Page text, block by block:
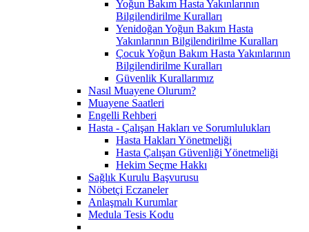
Yoğun Bakım Hasta Yakınlarının
Bilgilendirilme Kuralları
Yenidoğan Yoğun Bakım Hasta
Yakınlarının Bilgilendirilme Kuralları
Çocuk Yoğun Bakım Hasta Yakınlarının
Bilgilendirilme Kuralları
Güvenlik Kurallarımız
Nasıl Muayene Olurum?
Muayene Saatleri
Engelli Rehberi
Hasta - Çalışan Hakları ve Sorumlulukları
Hasta Hakları Yönetmeliği
Hasta Çalışan Güvenliği Yönetmeliği
Hekim Seçme Hakkı
Sağlık Kurulu Başvurusu
Nöbetçi Eczaneler
Anlaşmalı Kurumlar
Medula Tesis Kodu